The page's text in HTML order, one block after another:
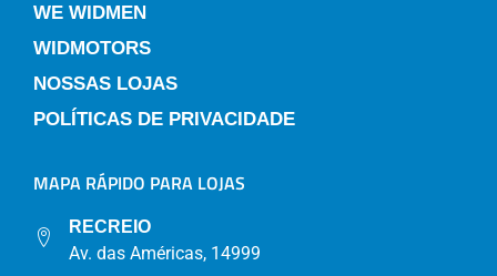
WE WIDMEN
WIDMOTORS
NOSSAS LOJAS
POLÍTICAS DE PRIVACIDADE
MAPA RÁPIDO PARA LOJAS
RECREIO
Av. das Américas, 14999